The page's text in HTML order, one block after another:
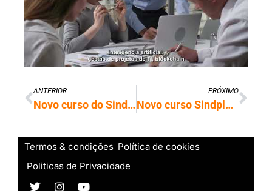
ANTERIOR
Novo curso do Sindplay aborda introdução à psicanálise
PRÓXIMO
Novo curso Sindplay: Domine a navegação na Deep Web com segurança
Termos & condições Política de cookies
Politicas de Privacidade